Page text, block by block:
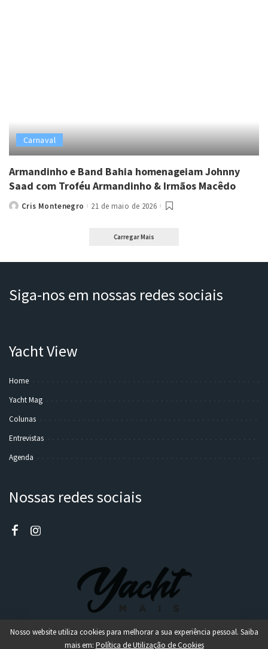
Carnaval
Armandinho e Band Bahia homenageiam Johnny
Saad com Troféu Armandinho & Irmãos Macêdo
PostedCris Montenegro 21 de maio de 2026
Carregar Mais
Siga-nos em nossas redes sociais
Yacht View
Home
Yacht Mag
Colunas
Entrevistas
Agenda
Nossas redes sociais
Nosso website utiliza cookies para melhorar a sua experiência pessoal. Saiba
mais em: Política de Utilização de Cookies